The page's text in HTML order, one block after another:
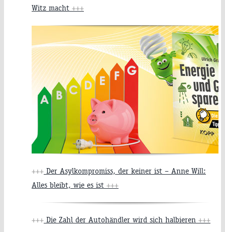
Witz macht +++
+++ Der Asylkompromiss, der keiner ist – Anne Will:
Alles bleibt, wie es ist +++
+++ Die Zahl der Autohändler wird sich halbieren +++